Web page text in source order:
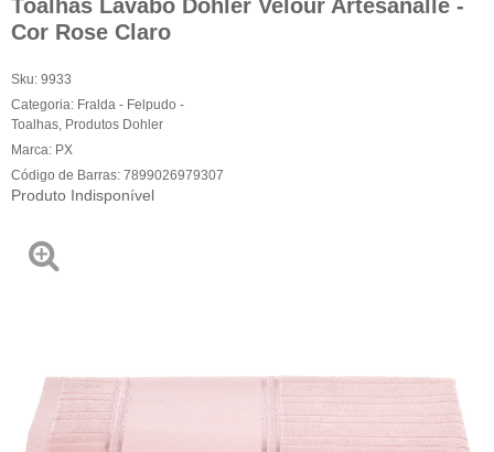
Toalhas Lavabo Dohler Velour Artesanalle -
Cor Rose Claro
Sku: 9933
Categoria: Fralda - Felpudo -
Toalhas, Produtos Dohler
Marca: PX
Código de Barras: 7899026979307
Produto Indisponível